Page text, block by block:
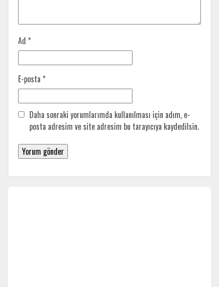
Ad *
E-posta *
Daha sonraki yorumlarımda kullanılması için adım, e-
posta adresim ve site adresim bu tarayıcıya kaydedilsin.